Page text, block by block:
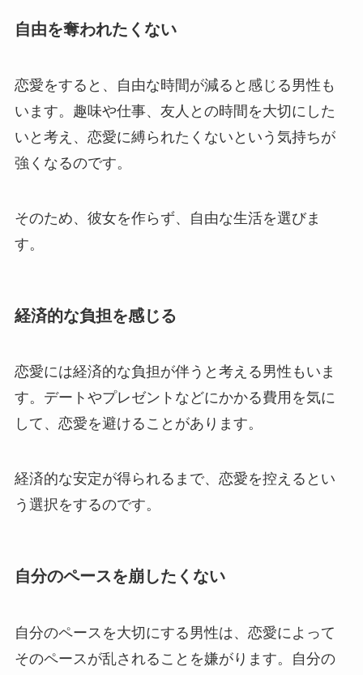
自由を奪われたくない
恋愛をすると、自由な時間が減ると感じる男性も
います。趣味や仕事、友人との時間を大切にした
いと考え、恋愛に縛られたくないという気持ちが
強くなるのです。
そのため、彼女を作らず、自由な生活を選びま
す。
経済的な負担を感じる
恋愛には経済的な負担が伴うと考える男性もいま
す。デートやプレゼントなどにかかる費用を気に
して、恋愛を避けることがあります。
経済的な安定が得られるまで、恋愛を控えるとい
う選択をするのです。
自分のペースを崩したくない
自分のペースを大切にする男性は、恋愛によって
そのペースが乱されることを嫌がります。自分の